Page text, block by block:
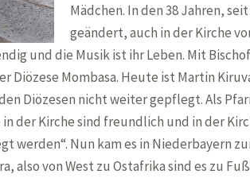
Mädchen. In den 38 Jahren,
geändert, auch in der Kirche
und die Musik ist ihr Leben. Mit
Mombasa. Heute ist Martin
Diözesen nicht weiter gepflegt. Als
der Kirche sind freundlich und in der
werden“. Nun kam es in Niederbayern
also von West zu Ostafrika sind es zu